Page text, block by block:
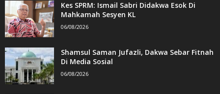
Kes SPRM: Ismail Sabri Didakwa Esok Di
Mahkamah Sesyen KL
06/08/2026
Shamsul Saman Jufazli, Dakwa Sebar Fitnah
Di Media Sosial
06/08/2026